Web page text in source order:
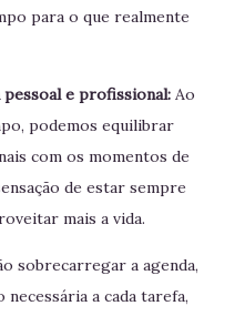
para o que realmente
e profissional: Ao
podemos equilibrar
com os momentos de
de estar sempre
mais a vida.
sobrecarregar a agenda,
a cada tarefa,